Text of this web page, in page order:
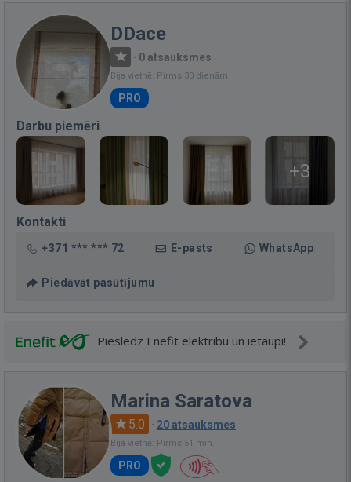
DDace
· 0 atsauksmes
Bija vietnē: Pirms 30 dienām
PRO
Darbu piemēri
+3
Kontakti
+371 *** *** 72 E-pasts WhatsApp
Piedāvāt pasūtījumu
Pieslēdz Enefit elektrību un ietaupi!
Marina Saratova
5.0 · 20 atsauksmes
Bija vietnē: Pirms 51 min.
PRO